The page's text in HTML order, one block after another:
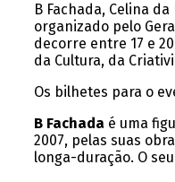
B Fachada, Celina
organizado pelo
decorre entre 17 e
da Cultura, da
Os bilhetes para o
B Fachada é uma
2007, pelas suas
longa-duração. O